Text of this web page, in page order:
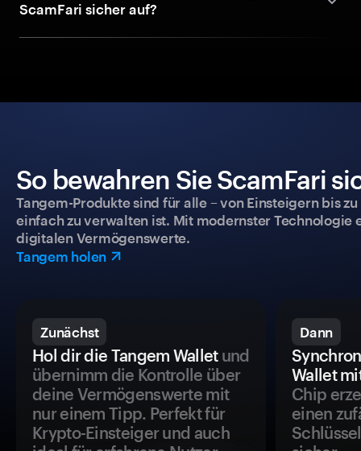
ScamFari sicher auf?
So bewahren Sie ScamFari
Tangem-Produkte sind für alle – von Einsteigern bis
einfach zu verwalten ist. Mit modernster
digitalen Vermögenswerte.
Tangem holen
Zunächst
Hol dir die Tangem Walletund
übernimm die Kontrolle über
deine Vermögenswerte mit
nur einem Tipp. Perfekt für
Krypto-Einsteiger und auch
Dann
Wallet
Chip
einen